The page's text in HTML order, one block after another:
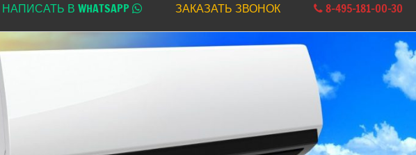
НАПИСАТЬ В WHATSAPP ЗАКАЗАТЬ ЗВОНОК 8-495-181-00-30